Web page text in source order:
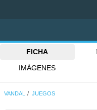
FICHA
IMÁGENES
VANDAL JUEGOS